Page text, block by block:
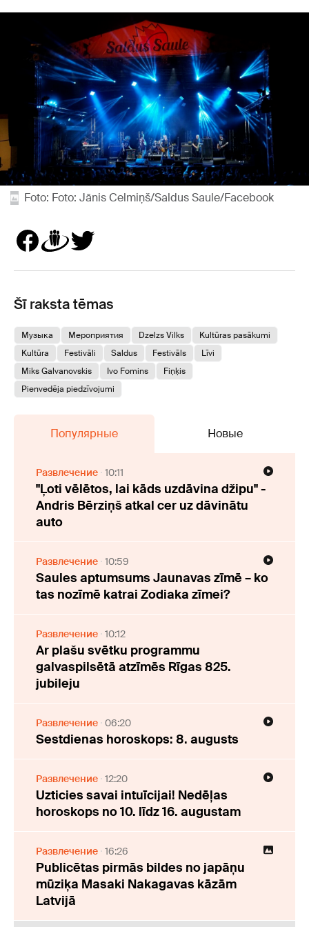
Foto: Foto: Jānis Celmiņš/Saldus Saule/Facebook
Šī raksta tēmas
Музыка Мероприятия Dzelzs Vilks
Kultūras pasākumi
Kultūra
Festivāli Saldus Festivāls
Līvi
Miks Galvanovskis
Ivo Fomins
Fiņķis
Pienvedēja piedzīvojumi
Популярные Новые
Развлечение 10:11
"Ļoti vēlētos, lai kāds uzdāvina džipu" -
Andris Bērziņš atkal cer uz dāvinātu
auto
Развлечение 10:59
Saules aptumsums Jaunavas zīmē – ko
tas nozīmē katrai Zodiaka zīmei?
Развлечение 10:12
Ar plašu svētku programmu
galvaspilsētā atzīmēs Rīgas 825.
jubileju
Развлечение 06:20
Sestdienas horoskops: 8. augusts
Развлечение 12:20
Uzticies savai intuīcijai! Nedēļas
horoskops no 10. līdz 16. augustam
Развлечение 16:26
Publicētas pirmās bildes no japāņu
mūziķa Masaki Nakagavas kāzām
Latvijā